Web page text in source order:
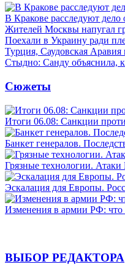
В Кракове расследуют дело
Жителей Москвы напугал
Поехали в Украину ради
Турция, Саудовская Аравия
Стыдно: Санду объяснила,
Сюжеты
Итоги 06.08: Санкции
Банкет генералов.
Грязные технологии.
Эскалация для Европы.
Изменения в армии РФ: что
ВЫБОР РЕДАКТОРА